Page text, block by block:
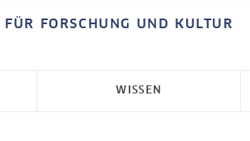
FÜR FORSCHUNG UND KULTUR
WISSEN